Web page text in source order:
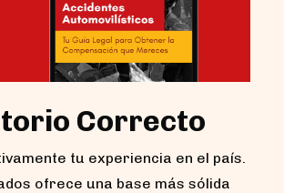
Correcto
tu experiencia en el país.
ofrece una base más sólida